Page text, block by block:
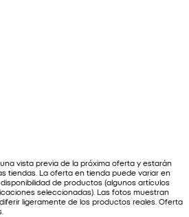
vista previa de la próxima oferta y estarán
tiendas. La oferta en tienda puede variar en
de productos (algunos artículos
seleccionadas). Las fotos muestran
ligeramente de los productos reales. Oferta